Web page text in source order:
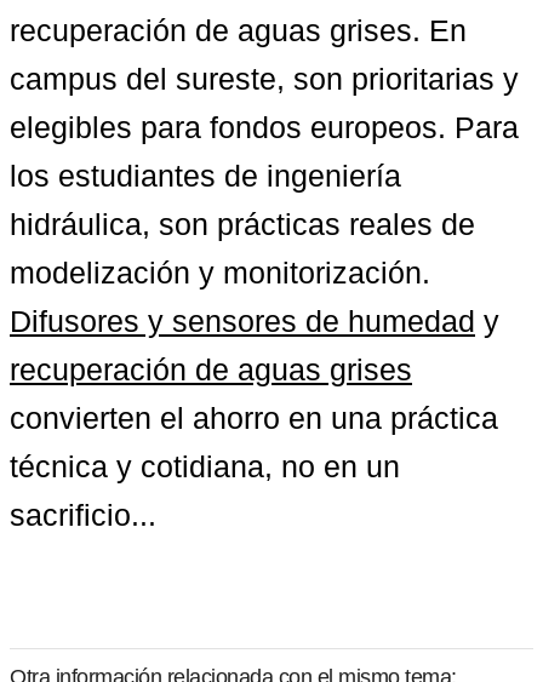
recuperación de aguas grises. En
campus del sureste, son prioritarias y
elegibles para fondos europeos. Para
los estudiantes de ingeniería
hidráulica, son prácticas reales de
Difusores y sensores de humedad
recuperación de aguas grises
convierten el ahorro en una práctica
técnica y cotidiana, no en un
sacrificio...
Otra información relacionada con el mismo tema: